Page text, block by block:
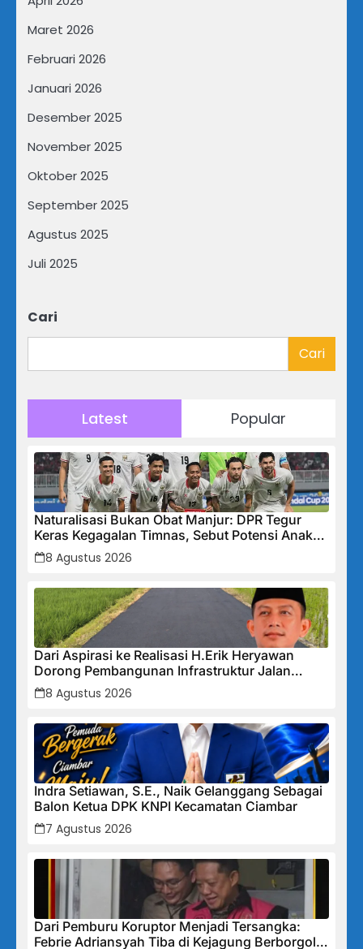
Maret 2026
Februari 2026
Januari 2026
Desember 2025
November 2025
Oktober 2025
September 2025
Agustus 2025
Juli 2025
Cari
Cari
Latest Popular
Naturalisasi Bukan Obat Manjur: DPR Tegur
Keras Kegagalan Timnas, Sebut Potensi Anak
Bangsa Terabaikan Demi “Jalan Pintas”
8 Agustus 2026
Dari Aspirasi ke Realisasi H.Erik Heryawan
Dorong Pembangunan Infrastruktur Jalan
Cikalong Bunder
8 Agustus 2026
Indra Setiawan, S.E., Naik Gelanggang Sebagai
Balon Ketua DPK KNPI Kecamatan Ciambar
7 Agustus 2026
Dari Pemburu Koruptor Menjadi Tersangka:
Febrie Adriansyah Tiba di Kejagung Berborgol,